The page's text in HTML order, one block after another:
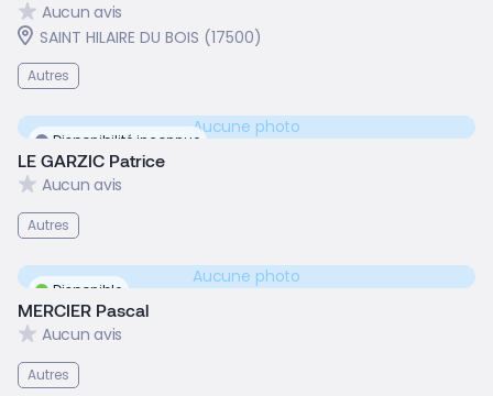
Aucun avis
SAINT HILAIRE DU BOIS (17500)
Autres
Disponibilité inconnue
Aucune photo
LE GARZIC Patrice
Aucun avis
Autres
Disponible
Aucune photo
MERCIER Pascal
Aucun avis
Autres